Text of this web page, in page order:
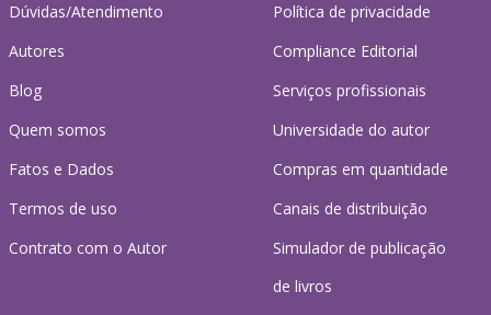
Dúvidas/Atendimento
Autores
Blog
Quem somos
Fatos e Dados
Termos de uso
Contrato com o Autor
Política de privacidade
Compliance Editorial
Serviços profissionais
Universidade do autor
Compras em quantidade
Canais de distribuição
Simulador de publicação
de livros